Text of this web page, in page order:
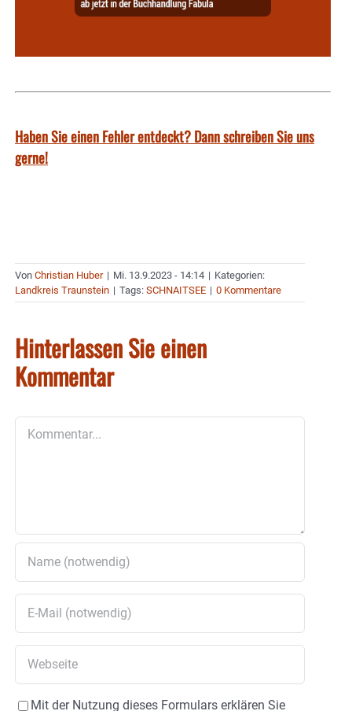
Haben Sie einen Fehler entdeckt? Dann schreiben Sie uns
gerne!
Von Christian Huber | Mi. 13.9.2023 - 14:14 | Kategorien:
Landkreis Traunstein | Tags: SCHNAITSEE | 0 Kommentare
Hinterlassen Sie einen
Kommentar
Mit der Nutzung dieses Formulars erklären Sie